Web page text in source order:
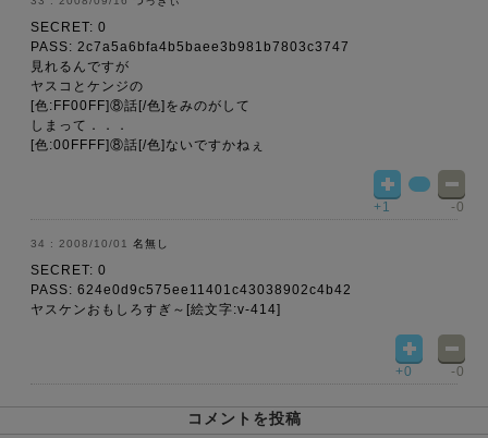
SECRET: 0
PASS: 2c7a5a6bfa4b5baee3b981b7803c3747
見れるんですが
ヤスコとケンジの
[色:FF00FF]⑧話[/色]をみのがして
しまって．．．
[色:00FFFF]⑧話[/色]ないですかねぇ
+1 -0
2008/10/01 名無し
SECRET: 0
PASS: 624e0d9c575ee11401c43038902c4b42
ヤスケンおもしろすぎ～[絵文字:v-414]
+0 -0
コメントを投稿